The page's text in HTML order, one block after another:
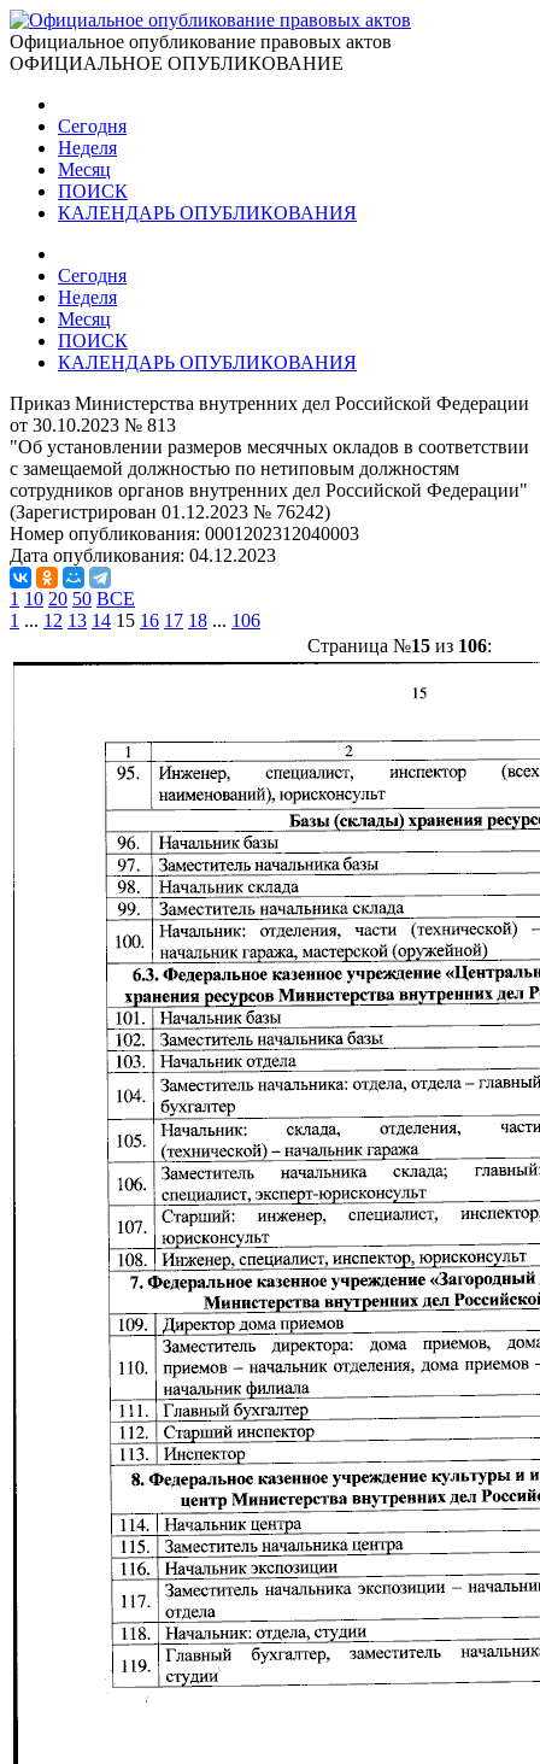
Официальное опубликование правовых актов
ОФИЦИАЛЬНОЕ ОПУБЛИКОВАНИЕ
Сегодня
Неделя
Месяц
ПОИСК
КАЛЕНДАРЬ ОПУБЛИКОВАНИЯ
Сегодня
Неделя
Месяц
ПОИСК
КАЛЕНДАРЬ ОПУБЛИКОВАНИЯ
Приказ Министерства внутренних дел Российской Федерации
от 30.10.2023 № 813
"Об установлении размеров месячных окладов в соответствии
с замещаемой должностью по нетиповым должностям
сотрудников органов внутренних дел Российской Федерации"
(Зарегистрирован 01.12.2023 № 76242)
Номер опубликования: 0001202312040003
Дата опубликования: 04.12.2023
1 10 20 50 ВСЕ
1 ... 12 13 14 15 16 17 18 ... 106
Страница №15из 106: